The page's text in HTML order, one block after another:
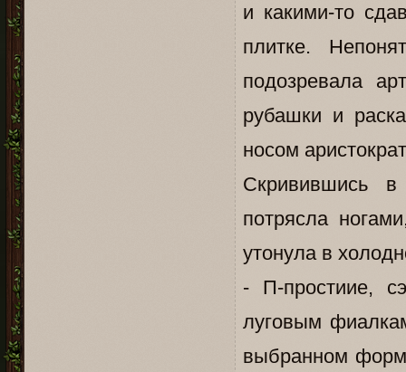
и какими-то
плитке.
подозревала
рубашки и
носом
Скривившись
потрясла
утонула в
- П-простиие,
луговым
выбранном